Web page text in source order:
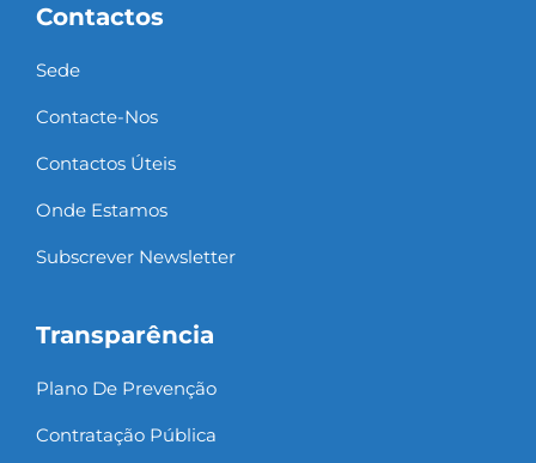
Contactos
Sede
Contacte-Nos
Contactos Úteis
Onde Estamos
Subscrever Newsletter
Transparência
Plano De Prevenção
Contratação Pública